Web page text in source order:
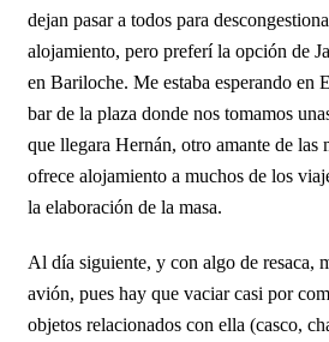
dejan pasar a todos para
alojamiento, pero preferí la opción de
en Bariloche. Me estaba esperando en
bar de la plaza donde nos tomamos
que llegara Hernán, otro amante de las
ofrece alojamiento a muchos de los
la elaboración de la masa.
Al día siguiente, y con algo de resaca,
avión, pues hay que vaciar casi por
objetos relacionados con ella (casco,